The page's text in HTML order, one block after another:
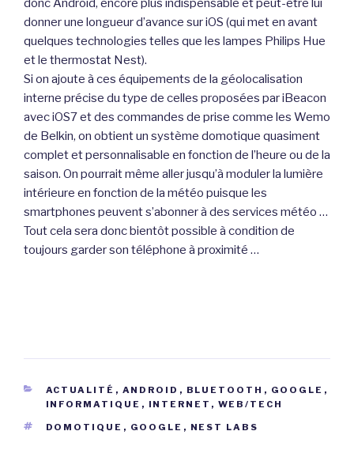
donc Android, encore plus indispensable et peut-être lui
donner une longueur d’avance sur iOS (qui met en avant
quelques technologies telles que les lampes Philips Hue
et le thermostat Nest).
Si on ajoute à ces équipements de la géolocalisation
interne précise du type de celles proposées par iBeacon
avec iOS7 et des commandes de prise comme les Wemo
de Belkin, on obtient un système domotique quasiment
complet et personnalisable en fonction de l’heure ou de la
saison. On pourrait même aller jusqu’à moduler la lumière
intérieure en fonction de la météo puisque les
smartphones peuvent s’abonner à des services météo …
Tout cela sera donc bientôt possible à condition de
toujours garder son téléphone à proximité …
CATÉGORIES
ACTUALITÉ , ANDROID , BLUETOOTH , GOOGLE ,
INFORMATIQUE , INTERNET , WEB/TECH
ÉTIQUETTES
DOMOTIQUE , GOOGLE , NEST LABS